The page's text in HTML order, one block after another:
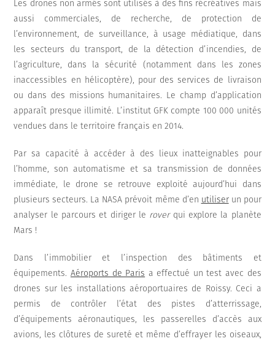
Les drones non armés sont utilisés à des fins récréatives mais
aussi commerciales, de recherche, de protection de
l’environnement, de surveillance, à usage médiatique, dans
les secteurs du transport, de la détection d’incendies, de
l’agriculture, dans la sécurité (notamment dans les zones
inaccessibles en hélicoptère), pour des services de livraison
ou dans des missions humanitaires. Le champ d’application
apparaît presque illimité. L’institut GFK compte 100 000 unités
vendues dans le territoire français en 2014.
Par sa capacité à accéder à des lieux inatteignables pour
l’homme, son automatisme et sa transmission de données
immédiate, le drone se retrouve exploité aujourd’hui dans
plusieurs secteurs. La NASA prévoit même d’en utiliserun pour
analyser le parcours et diriger le rover qui explore la planète
Mars !
Dans l’immobilier et l’inspection des bâtiments et
équipements. Aéroports de Paris a effectué un test avec des
drones sur les installations aéroportuaires de Roissy. Ceci a
permis de contrôler l’état des pistes d’atterrissage,
d’équipements aéronautiques, les passerelles d’accès aux
avions, les clôtures de sureté et même d’effrayer les oiseaux,